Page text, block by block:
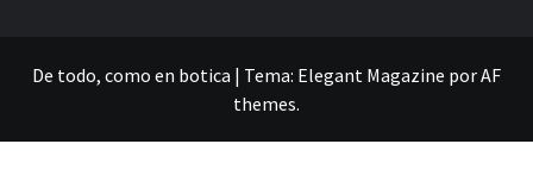
De todo, como en botica | Tema: Elegant Magazine porAF
themes.